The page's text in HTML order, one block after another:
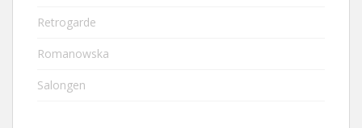
Retrogarde
Romanowska
Salongen